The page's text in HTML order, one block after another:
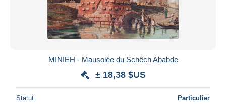
MINIEH - Mausolée du Schêch Ababde
± 18,38 $US
Statut Particulier